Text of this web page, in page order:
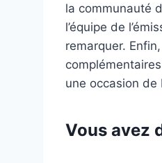
la communauté
l’équipe de
remarquer.
une occasion de
Vous avez